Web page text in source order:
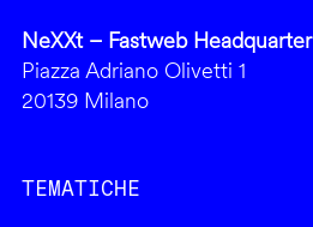
NeXXt – Fastweb Headquarter
Piazza Adriano Olivetti 1
20139 Milano
TEMATICHE